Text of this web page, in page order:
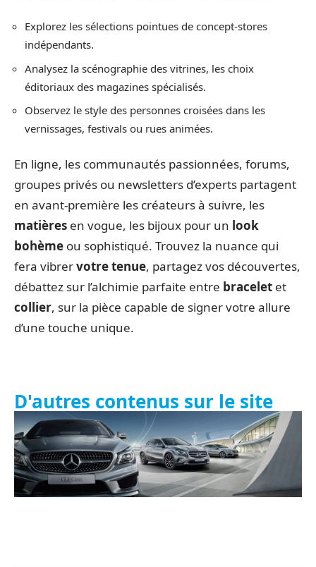
Explorez les sélections pointues de concept-stores
indépendants.
Analysez la scénographie des vitrines, les choix
éditoriaux des magazines spécialisés.
Observez le style des personnes croisées dans les
vernissages, festivals ou rues animées.
En ligne, les communautés passionnées, forums,
groupes privés ou newsletters d’experts partagent
en avant-première les créateurs à suivre, les
matières en vogue, les bijoux pour un look
bohème ou sophistiqué. Trouvez la nuance qui
fera vibrervotre tenue, partagez vos découvertes,
débattez sur l’alchimie parfaite entre bracelet et
collier, sur la pièce capable de signer votre allure
d’une touche unique.
D'autres contenus sur le site